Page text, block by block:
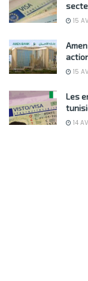
15
15
Les
14